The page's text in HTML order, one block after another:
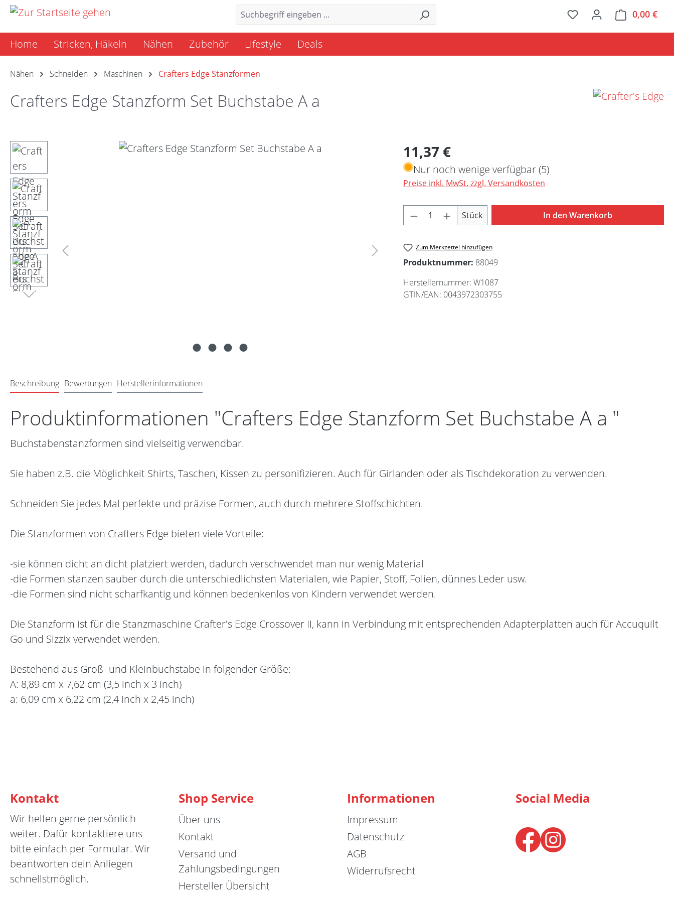
Hauptinhalt springen
Zur Suche springen
Zur Hauptnavigation springen 0,00 €
Home Stricken, Häkeln Nähen Zubehör Lifestyle Deals
Nähen Schneiden Maschinen Crafters Edge Stanzformen
Crafters Edge Stanzform Set Buchstabe A a
Bildergalerie überspringen Regulärer Preis:
11,37 €
Nur noch wenige verfügbar (5)
Preise inkl. MwSt. zzgl. Versandkosten
Produkt Anzahl: Gib den gewünschten Wert ein
Stück In den Warenkorb
Zum Merkzettel hinzufügen
Produktnummer: 88049
Herstellernummer: W1087
GTIN/EAN: 0043972303755
Beschreibung Bewertungen Herstellerinformationen
Produktinformationen "Crafters Edge Stanzform Set Buchstabe A a "
Buchstabenstanzformen sind vielseitig verwendbar.
Sie haben z.B. die Möglichkeit Shirts, Taschen, Kissen zu personifizieren. Auch für Girlanden oder als Tischdekoration zu verwenden.
Schneiden Sie jedes Mal perfekte und präzise Formen, auch durch mehrere Stoffschichten.
Die Stanzformen von Crafters Edge bieten viele Vorteile:
-sie können dicht an dicht platziert werden, dadurch verschwendet man nur wenig Material
-die Formen stanzen sauber durch die unterschiedlichsten Materialen, wie Papier, Stoff, Folien, dünnes Leder usw.
-die Formen sind nicht scharfkantig und können bedenkenlos von Kindern verwendet werden.
Die Stanzform ist für die Stanzmaschine Crafter's Edge Crossover II, kann in Verbindung mit entsprechenden Adapterplatten auch für Accuquilt
Go und Sizzix verwendet werden.
Bestehend aus Groß- und Kleinbuchstabe in folgender Größe:
A: 8,89 cm x 7,62 cm (3,5 inch x 3 inch)
a: 6,09 cm x 6,22 cm (2,4 inch x 2,45 inch)
Kontakt
Wir helfen gerne persönlich
weiter. Dafür kontaktiere uns
bitte einfach per Formular. Wir
beantworten dein Anliegen
schnellstmöglich.
Shop Service
Über uns
Kontakt
Versand und
Zahlungsbedingungen
Hersteller Übersicht
Informationen
Impressum
Datenschutz
AGB
Widerrufsrecht
Social Media